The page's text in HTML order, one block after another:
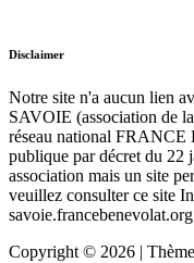
Disclaimer
Notre site n'a aucun lien
SAVOIE (association de
réseau national
publique par décret du 22
association mais un site
veuillez consulter ce site
savoie.francebenevolat.org
Copyright © 2026 |